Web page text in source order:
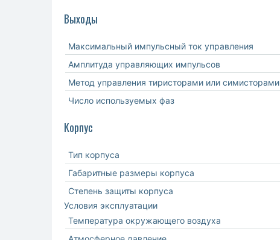
Выходы
Максимальный импульсный ток управления
Амплитуда управляющих импульсов
Метод управления тиристорами или симисторами
Число используемых фаз
Корпус
Тип корпуса
Габаритные размеры корпуса
Степень защиты корпуса
Условия эксплуатации
Температура окружающего воздуха